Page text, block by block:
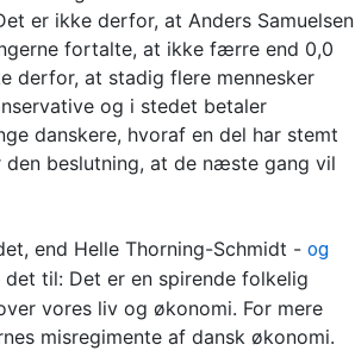
er ikke derfor, at Anders Samuelsen
fortalte, at ikke færre end 0,0
derfor, at stadig flere mennesker
og i stedet betaler
danskere, hvoraf en del har stemt
beslutning, at de næste gang vil
end Helle Thorning-Schmidt - og
til: Det er en spirende folkelig
vores liv og økonomi. For mere
misregimente af dansk økonomi.